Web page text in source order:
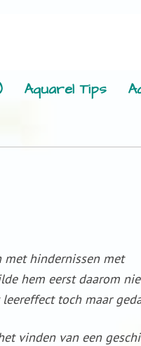
Aquarel Tips
met hindernissen met
hem eerst daarom
toch maar
vinden van een